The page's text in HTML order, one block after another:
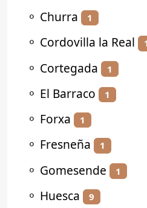
⚬ Churra 1
⚬ Cordovilla la Real
⚬ Cortegada 1
⚬ El Barraco 1
⚬ Forxa 1
⚬ Fresneña 1
⚬ Gomesende 1
⚬ Huesca 9